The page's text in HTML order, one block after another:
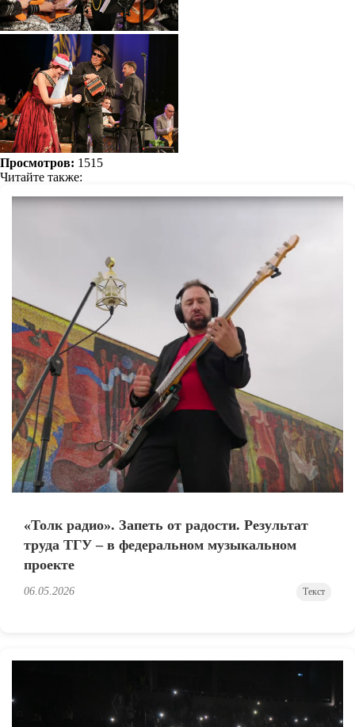
Просмотров: 1515
Читайте также:
«Толк радио». Запеть от радости. Результат
труда ТГУ – в федеральном музыкальном
проекте
06.05.2026 Текст